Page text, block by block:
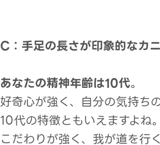
C：手足の長さが印象的なカニ
あなたの精神年齢は10代。
好奇心が強く、自分の気持ち
10代の特徴ともいえますよね
こだわりが強く、我が道を行